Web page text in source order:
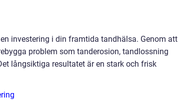
investering i din framtida tandhälsa. Genom att
problem som tanderosion, tandlossning
långsiktiga resultatet är en stark och frisk